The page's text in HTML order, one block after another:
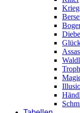
Diebe